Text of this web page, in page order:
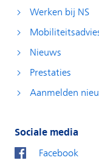
Werken bij NS
Nieuws
Prestaties
Aanmelden
Sociale media
Facebook